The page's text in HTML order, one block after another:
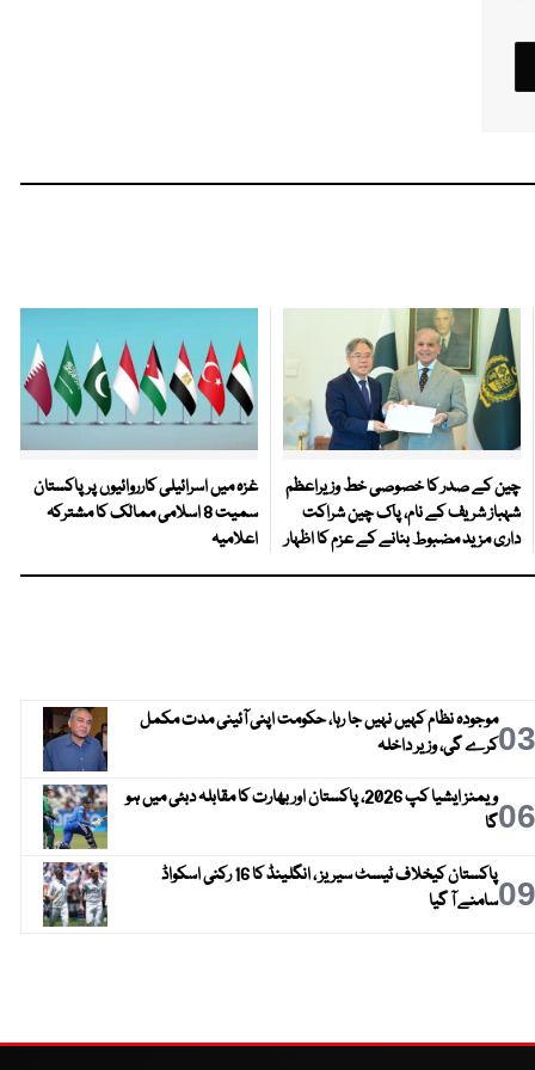
چین کے صدر کا خصوصی خط وزیراعظم
شہباز شریف کے نام، پاک چین شراکت
داری مزید مضبوط بنانے کے عزم کا اظہار
غزہ میں اسرائیلی کارروائیوں پر پاکستان
سمیت 8 اسلامی ممالک کا مشترکہ
اعلامیہ
03موجودہ نظام کہیں نہیں جا رہا، حکومت اپنی آئینی مدت مکمل
کرے گی، وزیر داخلہ
06
ویمنز ایشیا کپ 2026، پاکستان اور بھارت کا مقابلہ دبئی میں ہو
گا
09
پاکستان کیخلاف ٹیسٹ سیریز ، انگلینڈ کا 16 رکنی اسکواڈ
سامنے آ گیا